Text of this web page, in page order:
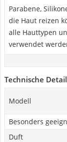
Parabene,
die Haut reizen
alle Hauttypen
verwendet
Technische
Modell
Besonders
Duft